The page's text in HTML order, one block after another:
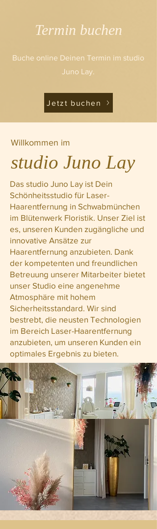
Termin buchen
Buche online Deinen Termin im studio
Juno Lay.
Jetzt buchen
Willkommen im
studio Juno Lay
Das studio Juno Lay ist Dein
Schönheitsstudio für Laser-
Haarentfernung in Schwabmünchen
im Blütenwerk Floristik. Unser Ziel ist
es, unseren Kunden zugängliche und
innovative Ansätze zur
Haarentfernung anzubieten. Dank
der kompetenten und freundlichen
Betreuung unserer Mitarbeiter bietet
unser Studio eine angenehme
Atmosphäre mit hohem
Sicherheitsstandard. Wir sind
bestrebt, die neusten Technologien
im Bereich Laser-Haarentfernung
anzubieten, um unseren Kunden ein
optimales Ergebnis zu bieten.